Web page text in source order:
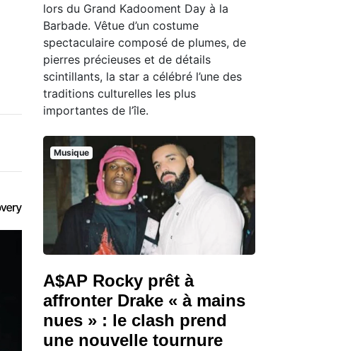
lors du Grand Kadooment Day à la
Barbade. Vêtue d’un costume
spectaculaire composé de plumes, de
pierres précieuses et de détails
scintillants, la star a célébré l’une des
traditions culturelles les plus
importantes de l’île.
Musique
A$AP Rocky prêt à
affronter Drake « à mains
nues » : le clash prend
une nouvelle tournure